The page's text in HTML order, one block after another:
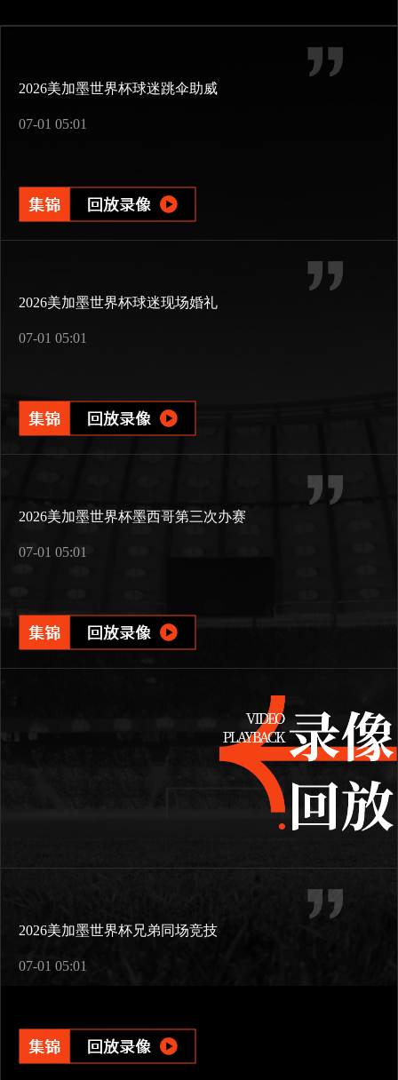
2026美加墨世界杯球迷跳伞助威
07-01 05:01
2026美加墨世界杯球迷现场婚礼
07-01 05:01
2026美加墨世界杯墨西哥第三次办赛
07-01 05:01
2026美加墨世界杯兄弟同场竞技
07-01 05:01